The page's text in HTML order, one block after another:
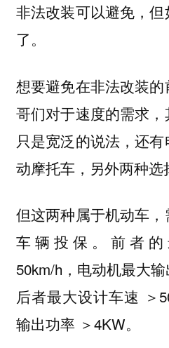
非法改装可以避免，
了。
想要避免在非法改装
哥们对于速度的需求
只是宽泛的说法，还
动摩托车，另外两种选
但这两种属于机动车
车辆投保。前者
50km/h，电动机最大输
后者最大设计车速 ＞
输出功率 ＞4KW。